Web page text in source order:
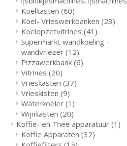
Koelkasten (60)
Koel- Vrieswerkbanken (23)
Koelopzetvitrines (41)
Supermarkt wandkoeling -
wandvriezer (12)
Pizzawerkbank (6)
Vitrines (20)
Vrieskasten (37)
Vrieskisten (9)
Waterkoeler (1)
Wijnkasten (20)
Koffie- en Thee apparatuur (1)
Koffie Apparaten (32)